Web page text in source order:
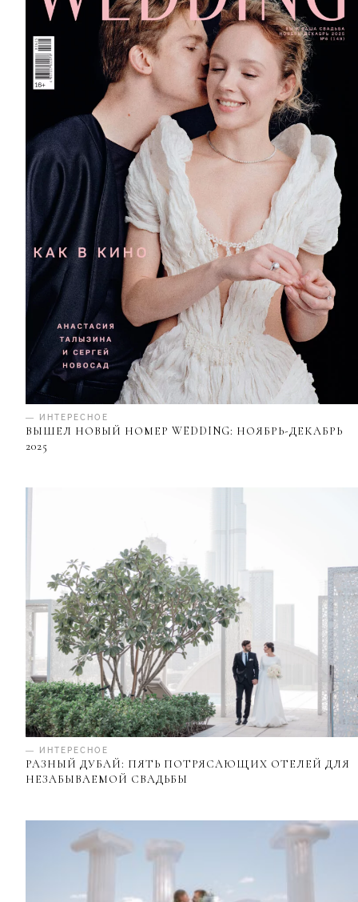
— ИНТЕРЕСНОЕ
ВЫШЕЛ НОВЫЙ НОМЕР WEDDING: НОЯБРЬ-ДЕКАБРЬ
2025
— ИНТЕРЕСНОЕ
РАЗНЫЙ ДУБАЙ: ПЯТЬ ПОТРЯСАЮЩИХ ОТЕЛЕЙ ДЛЯ
НЕЗАБЫВАЕМОЙ СВАДЬБЫ